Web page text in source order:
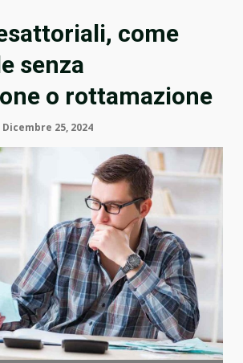
come
senza
o rottamazione
Dicembre 25, 2024